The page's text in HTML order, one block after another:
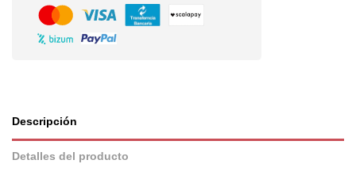
Descripción
Detalles del producto